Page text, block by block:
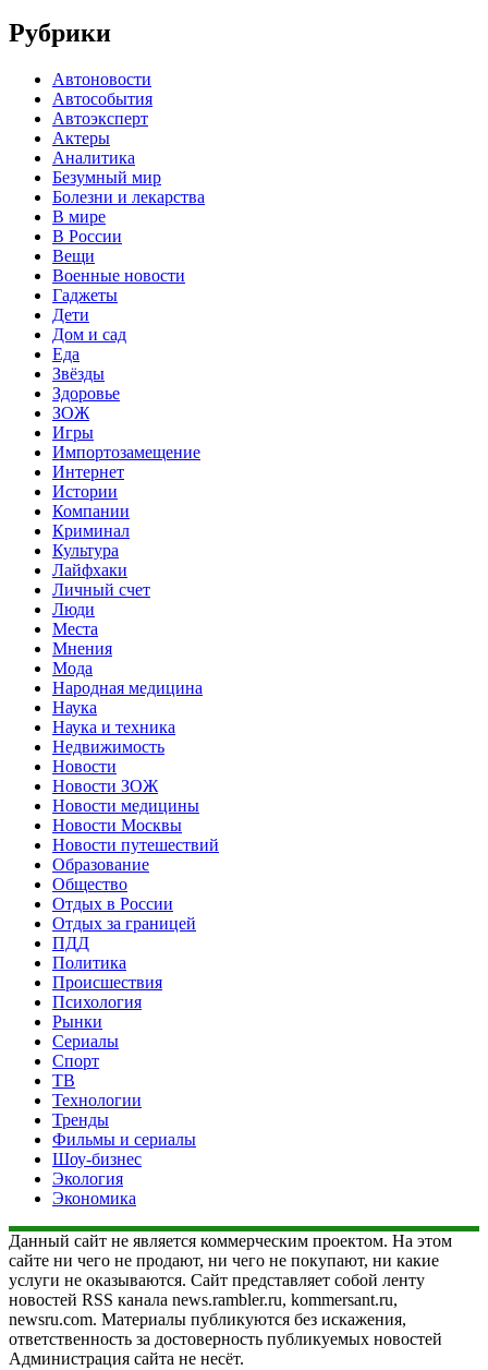
Рубрики
Автоновости
Автособытия
Автоэксперт
Актеры
Аналитика
Безумный мир
Болезни и лекарства
В мире
В России
Вещи
Военные новости
Гаджеты
Дети
Дом и сад
Еда
Звёзды
Здоровье
ЗОЖ
Игры
Импортозамещение
Интернет
Истории
Компании
Криминал
Культура
Лайфхаки
Личный счет
Люди
Места
Мнения
Мода
Народная медицина
Наука
Наука и техника
Недвижимость
Новости
Новости ЗОЖ
Новости медицины
Новости Москвы
Новости путешествий
Образование
Общество
Отдых в России
Отдых за границей
ПДД
Политика
Происшествия
Психология
Рынки
Сериалы
Спорт
ТВ
Технологии
Тренды
Фильмы и сериалы
Шоу-бизнес
Экология
Экономика
Данный сайт не является коммерческим проектом. На этом
сайте ни чего не продают, ни чего не покупают, ни какие
услуги не оказываются. Сайт представляет собой ленту
новостей RSS канала news.rambler.ru, kommersant.ru,
newsru.com. Материалы публикуются без искажения,
ответственность за достоверность публикуемых новостей
Администрация сайта не несёт.